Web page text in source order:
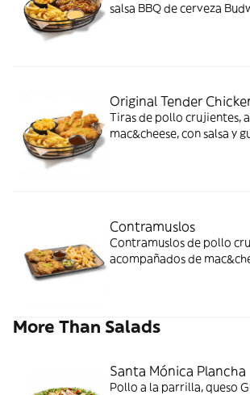
salsa BBQ de cerveza
Original Tender
Tiras de pollo crujientes,
mac&cheese, con salsa y
Contramuslos
Contramuslos de pollo
acompañados de
More Than Salads
Santa Mónica Plancha
Pollo a la parrilla, queso